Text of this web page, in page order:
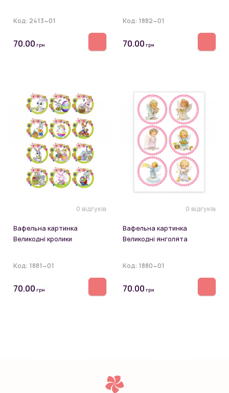
Код: 2413~01
70.00 грн
Код: 1882~01
70.00 грн
0 відгуків
Вафельна картинка
Великодні кролики
Код: 1881~01
70.00 грн
0 відгуків
Вафельна картинка
Великодні янголята
Код: 1880~01
70.00 грн